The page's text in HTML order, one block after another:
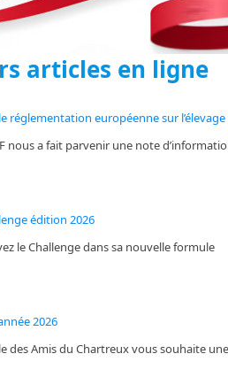
articles en ligne
réglementation européenne sur
nous a fait parvenir une note
édition 2026
le Challenge dans sa nouvelle formule
2026
des Amis du Chartreux vous souhaite